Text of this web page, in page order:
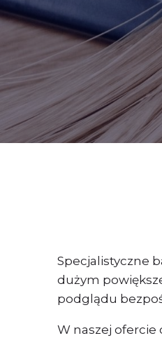
Specjalistyczne
dużym
podglądu
W naszej